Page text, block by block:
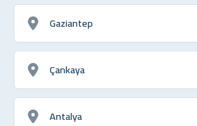
Gaziantep
Çankaya
Antalya